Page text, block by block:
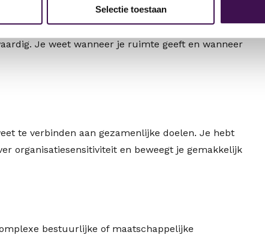
Selectie toestaan
die kansen ziet, verbindingen legt en mensen
waarin belangen samenkomen en soms ook
Je weet wanneer je ruimte geeft en wanneer
te verbinden aan gezamenlijke doelen. Je hebt
organisatiesensitiviteit en beweegt je gemakkelijk
bestuurlijke of maatschappelijke